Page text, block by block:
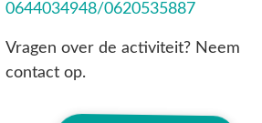
0644034948/0620535887
Vragen over de activiteit? Neem
contact op.